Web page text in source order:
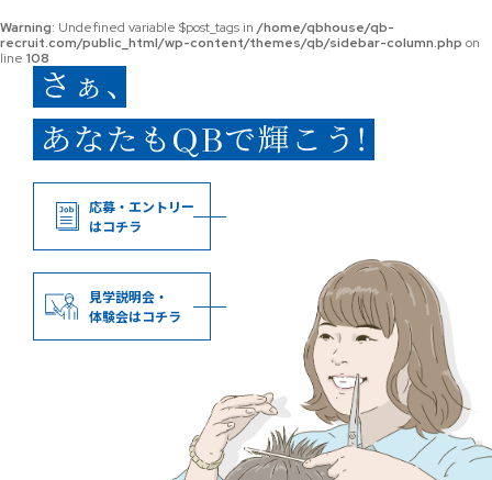
Warning: Undefined variable $post_tags in /home/qbhouse/qb-
recruit.com/public_html/wp-content/themes/qb/sidebar-column.php on
line 108
応募・エントリー
はコチラ
見学説明会・
体験会はコチラ